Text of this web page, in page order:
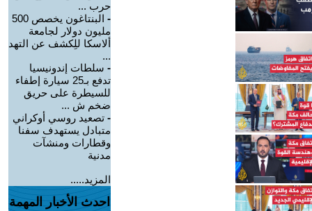
حرب ...
-
البنتاغون يخصص 500
مليون دولار لجامعة
ألاسكا للِكشف عن التهد
...
- سلطات إندونيسيا
تدفع بـ25 سيارة إطفاء
للسيطرة على حريق
ضخم ش ...
- تصعيد روسي أوكراني
متبادل يستهدف سفنا
وقطارات ومنشآت
مدنية
المزيد.....
احدث الأخبار المهمة